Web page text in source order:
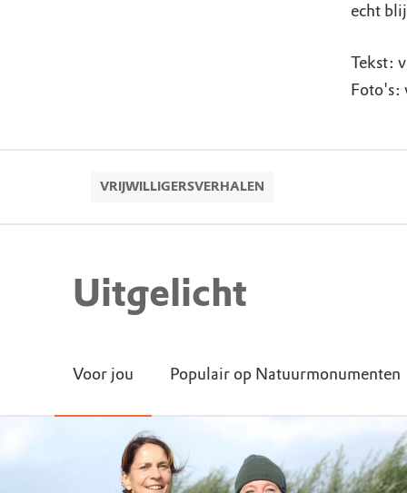
echt
Tekst:
Foto's:
VRIJWILLIGERSVERHALEN
Uitgelicht
Voor jou Populair op Natuurmonumenten